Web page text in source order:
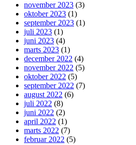
november 2023 (3)
oktober 2023 (1)
september 2023 (1)
juli 2023 (1)
juni 2023 (4)
marts 2023 (1)
december 2022 (4)
november 2022 (5)
oktober 2022 (5)
september 2022 (7)
august 2022 (6)
juli 2022 (8)
juni 2022 (2)
april 2022 (1)
marts 2022 (7)
februar 2022 (5)